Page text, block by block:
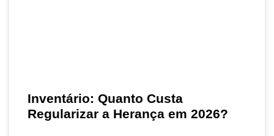
Inventário: Quanto Custa
Regularizar a Herança em 2026?